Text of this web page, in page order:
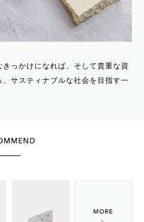
っかけになれば、そして貴重な資
サスティナブルな社会を目指す一